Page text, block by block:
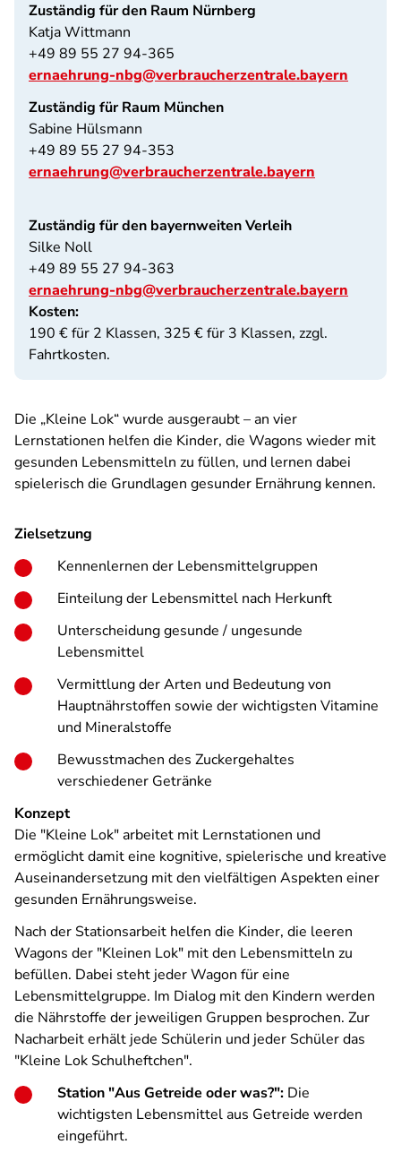
Zuständig für den Raum Nürnberg
Katja Wittmann
+49 89 55 27 94-365
ernaehrung-nbg@verbraucherzentrale.bayern
Zuständig für Raum München
Sabine Hülsmann
+49 89 55 27 94-353
ernaehrung@verbraucherzentrale.bayern
Zuständig für den bayernweiten Verleih
Silke Noll
+49 89 55 27 94-363
ernaehrung-nbg@verbraucherzentrale.bayern
Kosten:
190 € für 2 Klassen, 325 € für 3 Klassen, zzgl.
Fahrtkosten.
Die „Kleine Lok“ wurde ausgeraubt – an vier
Lernstationen helfen die Kinder, die Wagons wieder mit
gesunden Lebensmitteln zu füllen, und lernen dabei
spielerisch die Grundlagen gesunder Ernährung kennen.
Zielsetzung
Kennenlernen der Lebensmittelgruppen
Einteilung der Lebensmittel nach Herkunft
Unterscheidung gesunde / ungesunde
Lebensmittel
Vermittlung der Arten und Bedeutung von
Hauptnährstoffen sowie der wichtigsten Vitamine
und Mineralstoffe
Bewusstmachen des Zuckergehaltes
verschiedener Getränke
Konzept
Die "Kleine Lok" arbeitet mit Lernstationen und
ermöglicht damit eine kognitive, spielerische und kreative
Auseinandersetzung mit den vielfältigen Aspekten einer
gesunden Ernährungsweise.
Nach der Stationsarbeit helfen die Kinder, die leeren
Wagons der "Kleinen Lok" mit den Lebensmitteln zu
befüllen. Dabei steht jeder Wagon für eine
Lebensmittelgruppe. Im Dialog mit den Kindern werden
die Nährstoffe der jeweiligen Gruppen besprochen. Zur
Nacharbeit erhält jede Schülerin und jeder Schüler das
"Kleine Lok Schulheftchen".
Station "Aus Getreide oder was?": Die
wichtigsten Lebensmittel aus Getreide werden
eingeführt.